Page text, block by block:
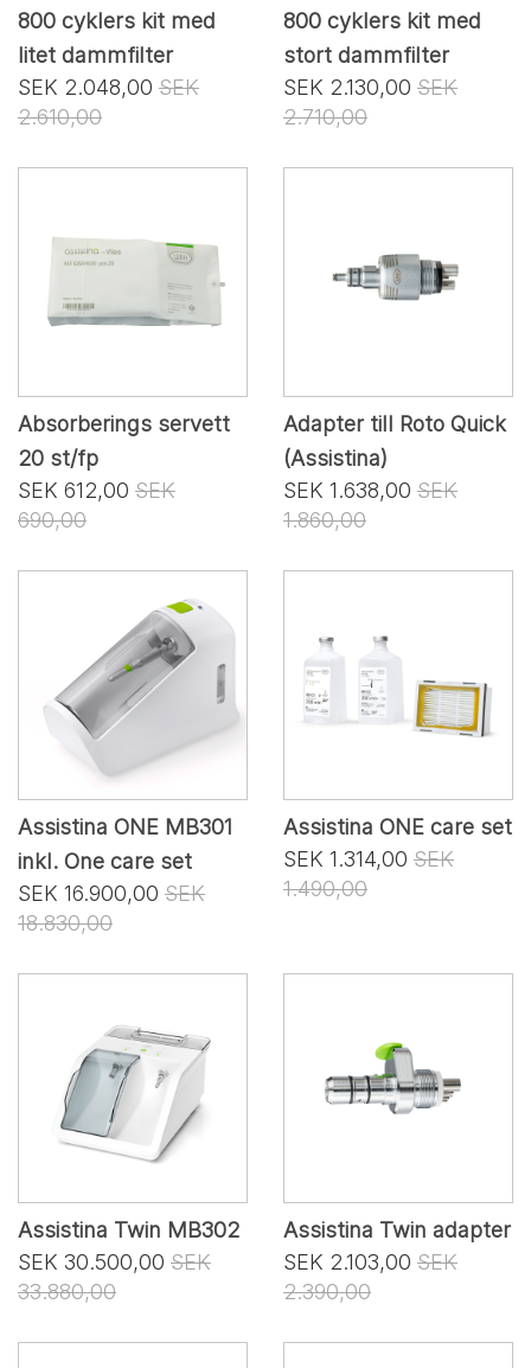
800 cyklers kit med
litet dammfilter
SEK 2.048,00 SEK
2.610,00
800 cyklers kit med
stort dammfilter
SEK 2.130,00 SEK
2.710,00
Absorberings servett
20 st/fp
SEK 612,00 SEK
690,00
Adapter till Roto Quick
(Assistina)
SEK 1.638,00 SEK
1.860,00
Assistina ONE MB301
inkl. One care set
SEK 16.900,00 SEK
18.830,00
Assistina ONE care set
SEK 1.314,00 SEK
1.490,00
Assistina Twin MB302
SEK 30.500,00 SEK
33.880,00
Assistina Twin adapter
SEK 2.103,00 SEK
2.390,00